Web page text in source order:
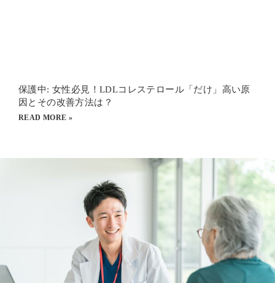
保護中: 女性必見！LDLコレステロール「だけ」高い原
因とその改善方法は？
READ MORE »